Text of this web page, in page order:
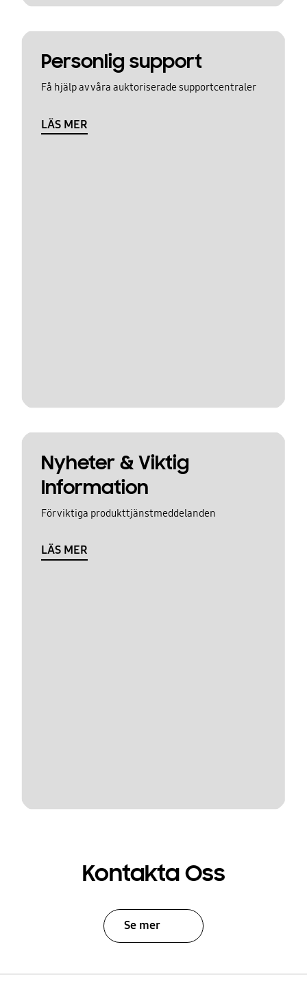
Personlig support
Få hjälp av våra auktoriserade supportcentraler
LÄS MER
Nyheter & Viktig
Information
För viktiga produkttjänstmeddelanden
LÄS MER
Kontakta Oss
Se mer